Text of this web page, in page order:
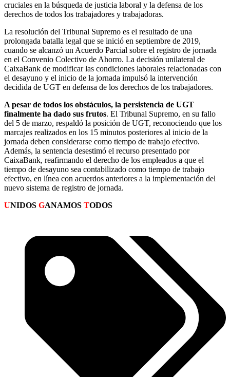
cruciales en la búsqueda de justicia laboral y la defensa de los
derechos de todos los trabajadores y trabajadoras.
La resolución del Tribunal Supremo es el resultado de una
prolongada batalla legal que se inició en septiembre de 2019,
cuando se alcanzó un Acuerdo Parcial sobre el registro de jornada
en el Convenio Colectivo de Ahorro. La decisión unilateral de
CaixaBank de modificar las condiciones laborales relacionadas con
el desayuno y el inicio de la jornada impulsó la intervención
decidida de UGT en defensa de los derechos de los trabajadores.
A pesar de todos los obstáculos, la persistencia de UGT
finalmente ha dado sus frutos. El Tribunal Supremo, en su fallo
del 5 de marzo, respaldó la posición de UGT, reconociendo que los
marcajes realizados en los 15 minutos posteriores al inicio de la
jornada deben considerarse como tiempo de trabajo efectivo.
Además, la sentencia desestimó el recurso presentado por
CaixaBank, reafirmando el derecho de los empleados a que el
tiempo de desayuno sea contabilizado como tiempo de trabajo
efectivo, en línea con acuerdos anteriores a la implementación del
nuevo sistema de registro de jornada.
UNIDOS GANAMOS TODOS